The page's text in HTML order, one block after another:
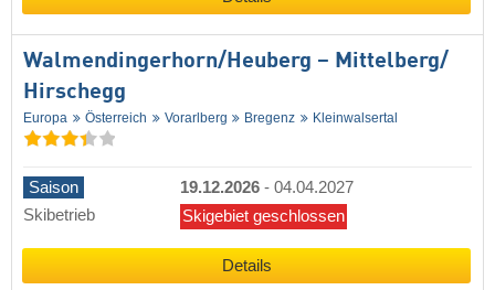
Walmendingerhorn/​Heuberg – Mittelberg/​
Hirschegg
Europa Österreich Vorarlberg Bregenz Kleinwalsertal
Saison 19.12.2026 - 04.04.2027
Skibetrieb
Skigebiet geschlossen
Details